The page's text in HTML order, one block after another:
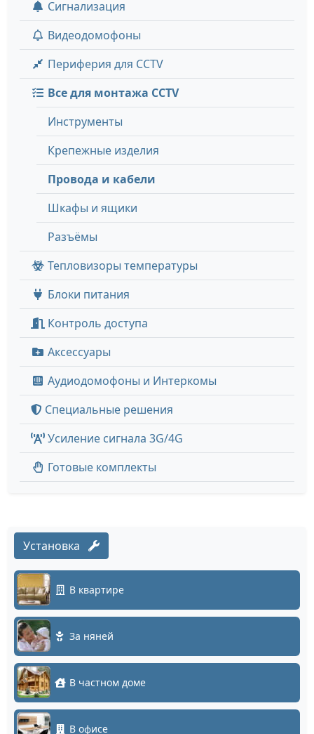
Сигнализация
Видеодомофоны
Периферия для CCTV
Все для монтажа CCTV
Инструменты
Крепежные изделия
Провода и кабели
Шкафы и ящики
Разъёмы
Тепловизоры температуры
Блоки питания
Контроль доступа
Аксессуары
Аудиодомофоны и Интеркомы
Специальные решения
Усиление сигнала 3G/4G
Готовые комплекты
Установка
В квартире
За няней
В частном доме
В офисе